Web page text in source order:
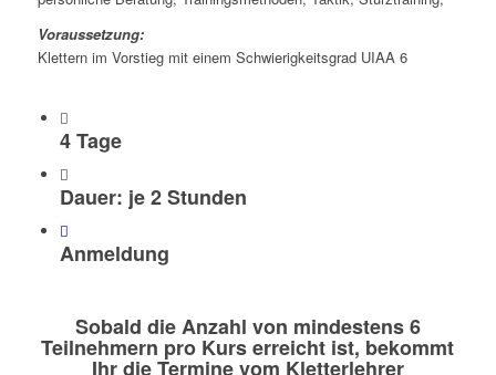
Voraussetzung:
Klettern im Vorstieg mit einem Schwierigkeitsgrad UIAA 6
4 Tage
Dauer: je 2 Stunden
Anmeldung
Sobald die Anzahl von mindestens 6
Teilnehmern pro Kurs erreicht ist, bekommt
Ihr die Termine vom Kletterlehrer